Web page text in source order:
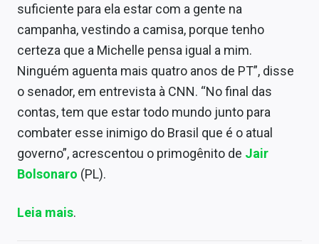
suficiente para ela estar com a gente na
campanha, vestindo a camisa, porque tenho
certeza que a Michelle pensa igual a mim.
Ninguém aguenta mais quatro anos de PT”, disse
o senador, em entrevista à CNN. “No final das
contas, tem que estar todo mundo junto para
combater esse inimigo do Brasil que é o atual
governo”, acrescentou o primogênito de Jair
Bolsonaro (PL).
Leia mais.